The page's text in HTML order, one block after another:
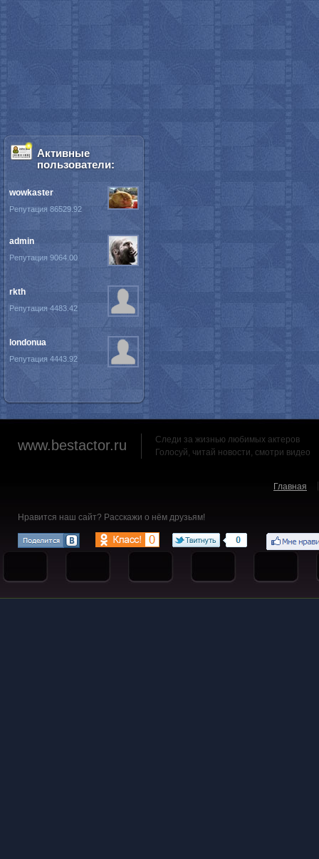
Активные
пользователи:
wowkaster
Репутация 86529.92
admin
Репутация 9064.00
rkth
Репутация 4483.42
londonua
Репутация 4443.92
www.bestactor.ru
Следи за жизнью любимых актеров
Голосуй, читай новости, смотри видео
Главная
Нравится наш сайт? Расскажи о нём друзьям!